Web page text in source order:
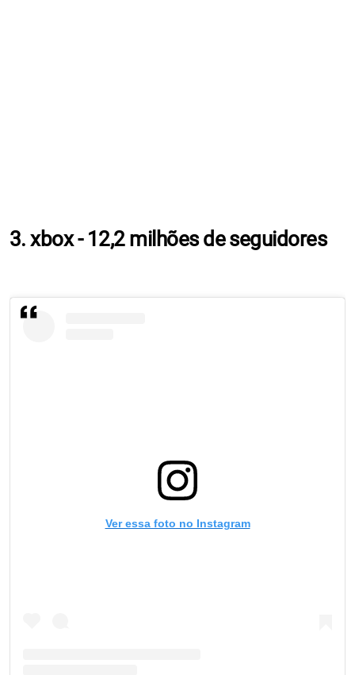
3. xbox - 12,2 milhões de seguidores
Ver essa foto no Instagram